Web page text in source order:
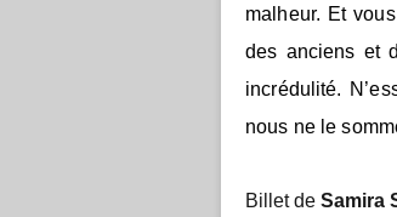
malheur. Et
des anciens et
incrédulité.
nous ne le
Billet de Samira